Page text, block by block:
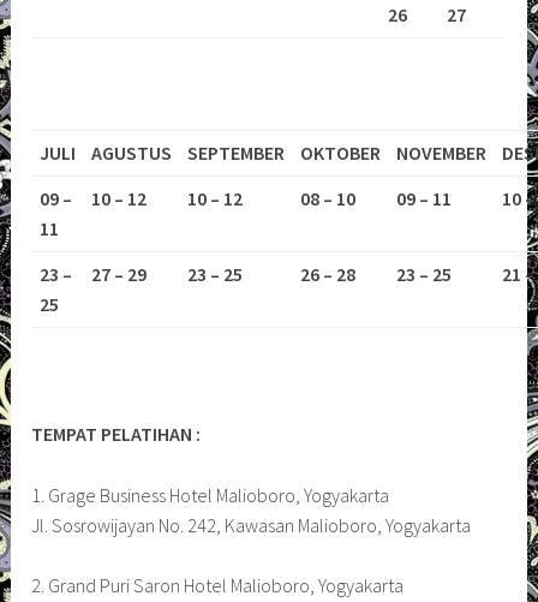
26
27
JULI AGUSTUS SEPTEMBER OKTOBER NOVEMBER
09 –
11
10 – 12 10 – 12 08 – 10 09 – 11 10
23 –
25
27 – 29 23 – 25 26 – 28 23 – 25 21
TEMPAT PELATIHAN :
1. Grage Business Hotel Malioboro, Yogyakarta
Jl. Sosrowijayan No. 242, Kawasan Malioboro, Yogyakarta
2. Grand Puri Saron Hotel Malioboro, Yogyakarta